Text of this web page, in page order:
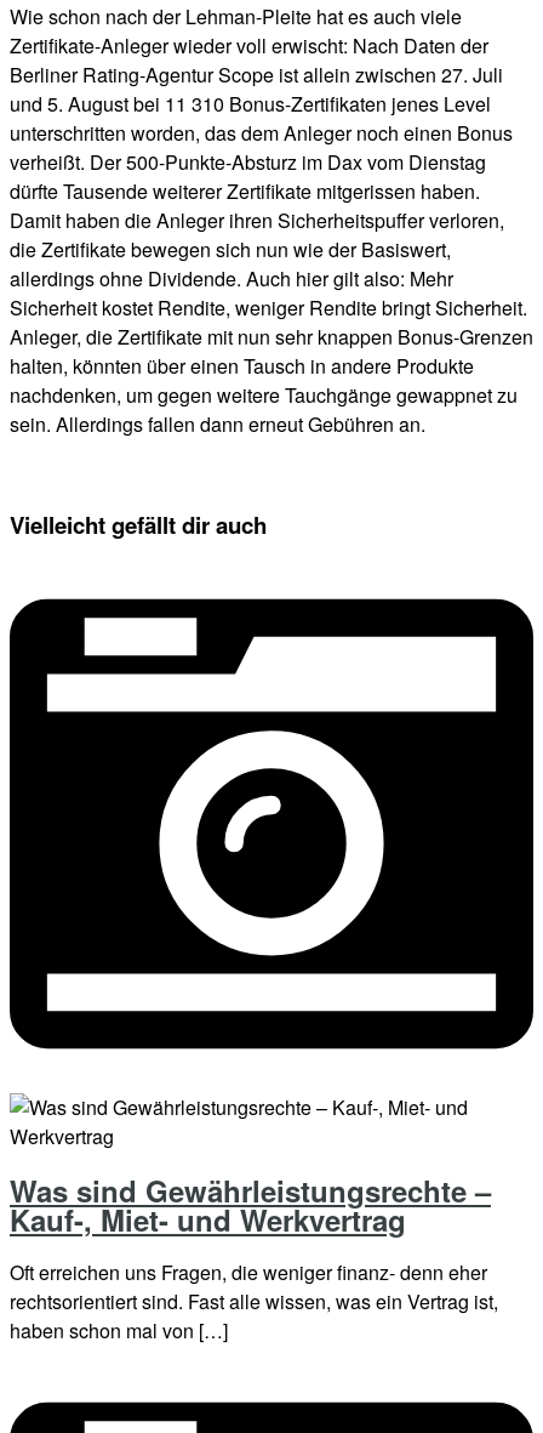
Wie schon nach der Lehman-Pleite hat es auch viele
Zertifikate-Anleger wieder voll erwischt: Nach Daten der
Berliner Rating-Agentur Scope ist allein zwischen 27. Juli
und 5. August bei 11 310 Bonus-Zertifikaten jenes Level
unterschritten worden, das dem Anleger noch einen Bonus
verheißt. Der 500-Punkte-Absturz im Dax vom Dienstag
dürfte Tausende weiterer Zertifikate mitgerissen haben.
Damit haben die Anleger ihren Sicherheitspuffer verloren,
die Zertifikate bewegen sich nun wie der Basiswert,
allerdings ohne Dividende. Auch hier gilt also: Mehr
Sicherheit kostet Rendite, weniger Rendite bringt Sicherheit.
Anleger, die Zertifikate mit nun sehr knappen Bonus-Grenzen
halten, könnten über einen Tausch in andere Produkte
nachdenken, um gegen weitere Tauchgänge gewappnet zu
sein. Allerdings fallen dann erneut Gebühren an.
Vielleicht gefällt dir auch
Was sind Gewährleistungsrechte –
Kauf-, Miet- und Werkvertrag
Oft erreichen uns Fragen, die weniger finanz- denn eher
rechtsorientiert sind. Fast alle wissen, was ein Vertrag ist,
haben schon mal von […]